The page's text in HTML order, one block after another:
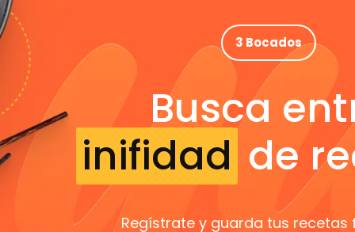
3 Bocados
Busca
inifidad de
Regístrate y guarda tus recetas